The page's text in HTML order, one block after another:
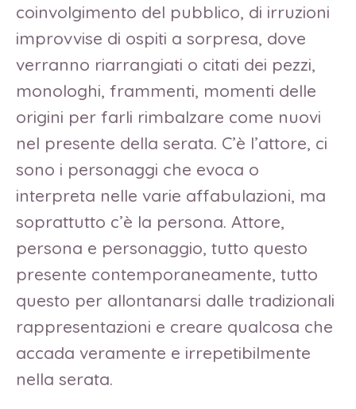
coinvolgimento del pubblico, di irruzioni
improvvise di ospiti a sorpresa, dove
verranno riarrangiati o citati dei pezzi,
monologhi, frammenti, momenti delle
origini per farli rimbalzare come nuovi
nel presente della serata. C’è l’attore, ci
sono i personaggi che evoca o
interpreta nelle varie affabulazioni, ma
soprattutto c’è la persona. Attore,
persona e personaggio, tutto questo
presente contemporaneamente, tutto
questo per allontanarsi dalle tradizionali
rappresentazioni e creare qualcosa che
accada veramente e irrepetibilmente
nella serata.